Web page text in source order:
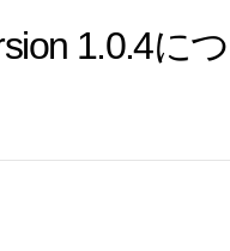
1.0.4に